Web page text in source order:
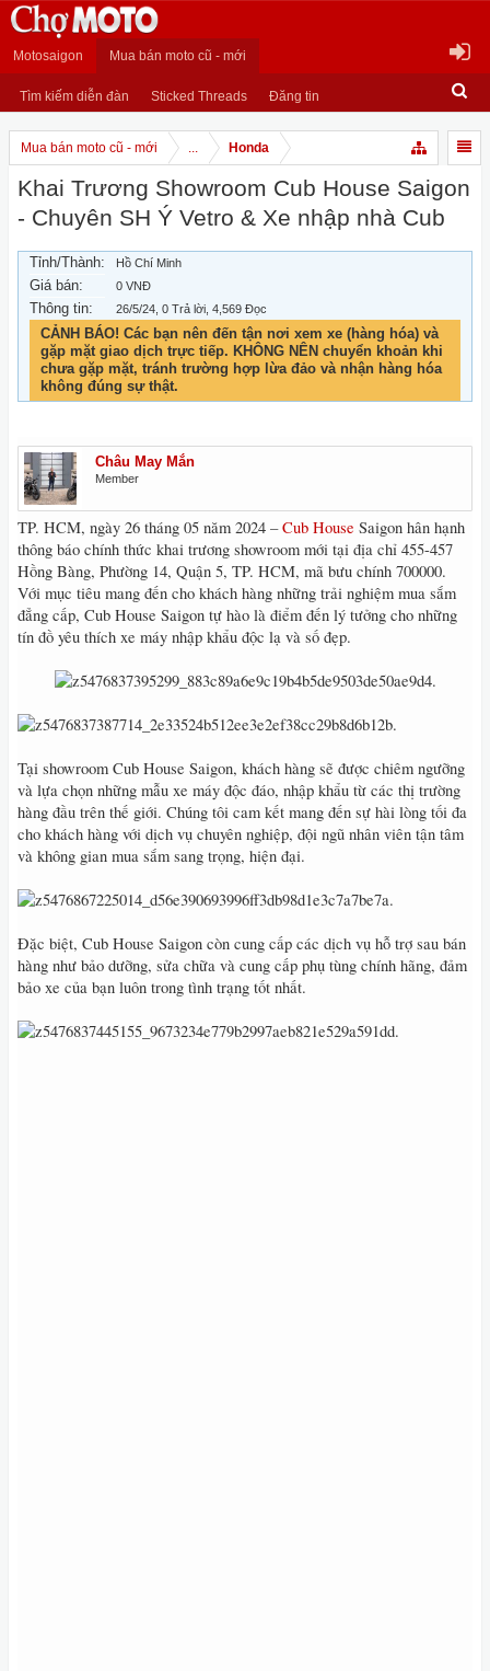
Motosaigon Mua bán moto cũ - mới
Tìm kiếm diễn đàn Sticked Threads Đăng tin
Mua bán moto cũ - mới ... Honda
Khai Trương Showroom Cub House Saigon
- Chuyên SH Ý Vetro & Xe nhập nhà Cub
Tỉnh/Thành: Hồ Chí Minh
Giá bán: 0 VNĐ
Thông tin: 26/5/24 , 0 Trả lời, 4,569 Đọc
CẢNH BÁO! Các bạn nên đến tận nơi xem xe (hàng hóa) và
gặp mặt giao dịch trực tiếp. KHÔNG NÊN chuyển khoản khi
chưa gặp mặt, tránh trường hợp lừa đảo và nhận hàng hóa
không đúng sự thật.
Châu May Mắn
Member
TP. HCM, ngày 26 tháng 05 năm 2024 –Cub House Saigon hân hạnh
thông báo chính thức khai trương showroom mới tại địa chỉ 455-457
Hồng Bàng, Phường 14, Quận 5, TP. HCM, mã bưu chính 700000.
Với mục tiêu mang đến cho khách hàng những trải nghiệm mua sắm
đẳng cấp, Cub House Saigon tự hào là điểm đến lý tưởng cho những
tín đồ yêu thích xe máy nhập khẩu độc lạ và số đẹp.
Tại showroom Cub House Saigon, khách hàng sẽ được chiêm ngưỡng
và lựa chọn những mẫu xe máy độc đáo, nhập khẩu từ các thị trường
hàng đầu trên thế giới. Chúng tôi cam kết mang đến sự hài lòng tối đa
cho khách hàng với dịch vụ chuyên nghiệp, đội ngũ nhân viên tận tâm
và không gian mua sắm sang trọng, hiện đại.
Đặc biệt, Cub House Saigon còn cung cấp các dịch vụ hỗ trợ sau bán
hàng như bảo dưỡng, sửa chữa và cung cấp phụ tùng chính hãng, đảm
bảo xe của bạn luôn trong tình trạng tốt nhất.